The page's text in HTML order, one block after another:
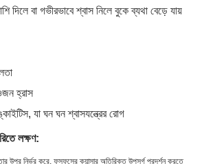
দিলে বা গভীরভাবে শ্বাস নিলে বুকে ব্যথা বেড়ে যায়
হ্রাস
যা ঘন ঘন শ্বাসযন্ত্রের রোগ
লক্ষণ:
উপর নির্ভর করে, ফুসফুসের ক্যান্সার অতিরিক্ত উপসর্গ প্রদর্শন করতে